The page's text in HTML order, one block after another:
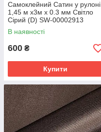
Самоклейний Сатин у рулоні
1,45 м х3м х 0.3 мм Світло
Сірий (D) SW-00002913
В наявності
600 ₴
Купити